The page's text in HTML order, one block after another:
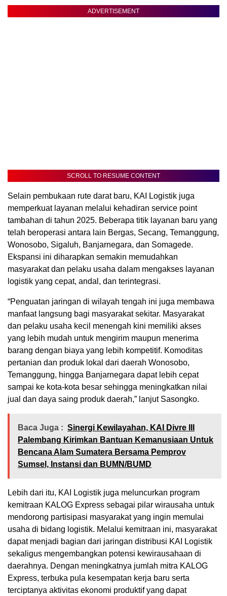
ADVERTISEMENT
SCROLL TO RESUME CONTENT
Selain pembukaan rute darat baru, KAI Logistik juga
memperkuat layanan melalui kehadiran service point
tambahan di tahun 2025. Beberapa titik layanan baru yang
telah beroperasi antara lain Bergas, Secang, Temanggung,
Wonosobo, Sigaluh, Banjarnegara, dan Somagede.
Ekspansi ini diharapkan semakin memudahkan
masyarakat dan pelaku usaha dalam mengakses layanan
logistik yang cepat, andal, dan terintegrasi.
“Penguatan jaringan di wilayah tengah ini juga membawa
manfaat langsung bagi masyarakat sekitar. Masyarakat
dan pelaku usaha kecil menengah kini memiliki akses
yang lebih mudah untuk mengirim maupun menerima
barang dengan biaya yang lebih kompetitif. Komoditas
pertanian dan produk lokal dari daerah Wonosobo,
Temanggung, hingga Banjarnegara dapat lebih cepat
sampai ke kota-kota besar sehingga meningkatkan nilai
jual dan daya saing produk daerah,” lanjut Sasongko.
Baca Juga : Sinergi Kewilayahan, KAI Divre III
Palembang Kirimkan Bantuan Kemanusiaan Untuk
Bencana Alam Sumatera Bersama Pemprov
Sumsel, Instansi dan BUMN/BUMD
Lebih dari itu, KAI Logistik juga meluncurkan program
kemitraan KALOG Express sebagai pilar wirausaha untuk
mendorong partisipasi masyarakat yang ingin memulai
usaha di bidang logistik. Melalui kemitraan ini, masyarakat
dapat menjadi bagian dari jaringan distribusi KAI Logistik
sekaligus mengembangkan potensi kewirausahaan di
daerahnya. Dengan meningkatnya jumlah mitra KALOG
Express, terbuka pula kesempatan kerja baru serta
terciptanya aktivitas ekonomi produktif yang dapat